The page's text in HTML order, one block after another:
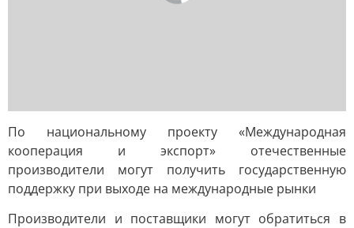
По национальному проекту «Международная
кооперация и экспорт» отечественные
производители могут получить государственную
поддержку при выходе на международные рынки
Производители и поставщики могут обратиться в